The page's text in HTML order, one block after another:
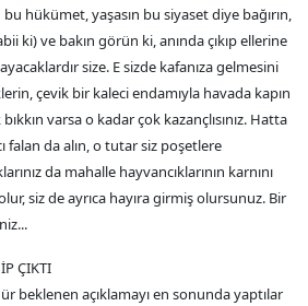
bu hükümet, yaşasın bu siyaset diye bağırın,
ki) ve bakın görün ki, anında çıkıp ellerine
size. E sizde kafanıza gelmesini
çevik bir kaleci endamıyla havada kapın
varsa o kadar çok kazançlısınız. Hatta
falan da alın, o tutar siz poşetlere
da mahalle hayvancıklarının karnını
siz de ayrıca hayıra girmiş olursunuz. Bir
ÇIKTI
beklenen açıklamayı en sonunda yaptılar